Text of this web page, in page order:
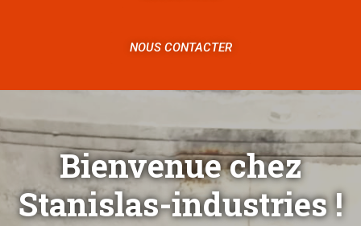
NOUS CONTACTER
Bienvenue chez
Stanislas-industries !